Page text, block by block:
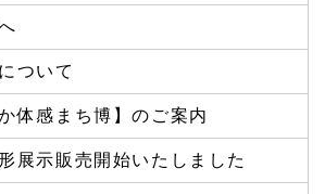
ついて
体感まち博】のご案内
展示販売開始いたしました